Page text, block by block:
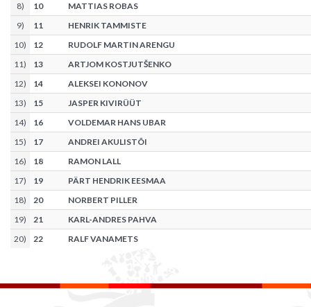
8) 10
MATTIAS ROBAS
9) 11
HENRIK TAMMISTE
10) 12
RUDOLF MARTIN ARENGU
11) 13
ARTJOM KOSTJUTŠENKO
12) 14
ALEKSEI KONONOV
13) 15
JASPER KIVIRÜÜT
14) 16
VOLDEMAR HANS UBAR
15) 17
ANDREI AKULISTÕI
16) 18
RAMON LALL
17) 19
PÄRT HENDRIK EESMAA
18) 20
NORBERT PILLER
19) 21
KARL-ANDRES PAHVA
20) 22 RALF VANAMETS